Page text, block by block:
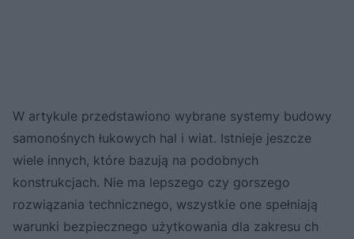
W artykule przedstawiono wybrane systemy budowy
samonośnych łukowych hal i wiat. Istnieje jeszcze
wiele innych, które bazują na podobnych
konstrukcjach. Nie ma lepszego czy gorszego
rozwiązania technicznego, wszystkie one spełniają
warunki bezpiecznego użytkowania dla zakresu ch